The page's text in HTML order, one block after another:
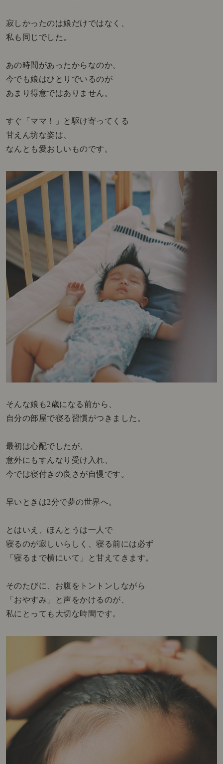
寂しかったのは娘だけではなく、
私も同じでした。
あの時間があったからなのか、
今でも娘はひとりでいるのが
あまり得意ではありません。
すぐ「ママ！」と駆け寄ってくる
甘えん坊な姿は、
なんとも愛おしいものです。
そんな娘も2歳になる前から、
自分の部屋で寝る習慣がつきました。
最初は心配でしたが、
意外にもすんなり受け入れ、
今では寝付きの良さが自慢です。
早いときは2分で夢の世界へ。
とはいえ、ほんとうは一人で
寝るのが寂しいらしく、寝る前には必ず
「寝るまで横にいて」と甘えてきます。
そのたびに、お腹をトントンしながら
「おやすみ」と声をかけるのが、
私にとっても大切な時間です。